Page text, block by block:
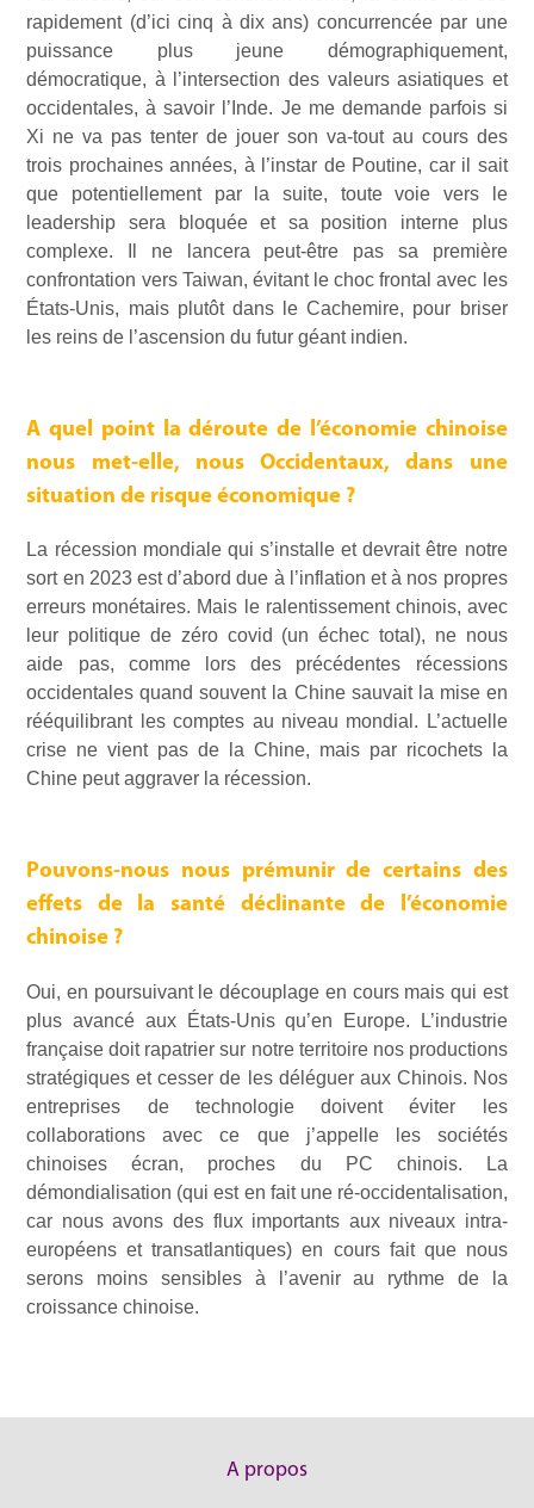
rapidement (d’ici cinq à dix ans) concurrencée par une
puissance plus jeune démographiquement,
démocratique, à l’intersection des valeurs asiatiques et
occidentales, à savoir l’Inde. Je me demande parfois si
Xi ne va pas tenter de jouer son va-tout au cours des
trois prochaines années, à l’instar de Poutine, car il sait
que potentiellement par la suite, toute voie vers le
leadership sera bloquée et sa position interne plus
complexe. Il ne lancera peut-être pas sa première
confrontation vers Taiwan, évitant le choc frontal avec les
États-Unis, mais plutôt dans le Cachemire, pour briser
les reins de l’ascension du futur géant indien.
A quel point la déroute de l’économie chinoise
nous met-elle, nous Occidentaux, dans une
situation de risque économique ?
La récession mondiale qui s’installe et devrait être notre
sort en 2023 est d’abord due à l’inflation et à nos propres
erreurs monétaires. Mais le ralentissement chinois, avec
leur politique de zéro covid (un échec total), ne nous
aide pas, comme lors des précédentes récessions
occidentales quand souvent la Chine sauvait la mise en
rééquilibrant les comptes au niveau mondial. L’actuelle
crise ne vient pas de la Chine, mais par ricochets la
Chine peut aggraver la récession.
Pouvons-nous nous prémunir de certains des
effets de la santé déclinante de l’économie
chinoise ?
Oui, en poursuivant le découplage en cours mais qui est
plus avancé aux États-Unis qu’en Europe. L’industrie
française doit rapatrier sur notre territoire nos productions
stratégiques et cesser de les déléguer aux Chinois. Nos
entreprises de technologie doivent éviter les
collaborations avec ce que j’appelle les sociétés
chinoises écran, proches du PC chinois. La
démondialisation (qui est en fait une ré-occidentalisation,
car nous avons des flux importants aux niveaux intra-
européens et transatlantiques) en cours fait que nous
serons moins sensibles à l’avenir au rythme de la
croissance chinoise.
A propos